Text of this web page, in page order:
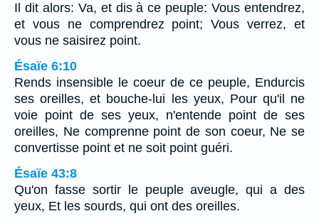
Il dit alors: Va, et dis à ce peuple: Vous entendrez,
et vous ne comprendrez point; Vous verrez, et
vous ne saisirez point.
Ésaïe 6:10
Rends insensible le coeur de ce peuple, Endurcis
ses oreilles, et bouche-lui les yeux, Pour qu'il ne
voie point de ses yeux, n'entende point de ses
oreilles, Ne comprenne point de son coeur, Ne se
convertisse point et ne soit point guéri.
Ésaïe 43:8
Qu'on fasse sortir le peuple aveugle, qui a des
yeux, Et les sourds, qui ont des oreilles.